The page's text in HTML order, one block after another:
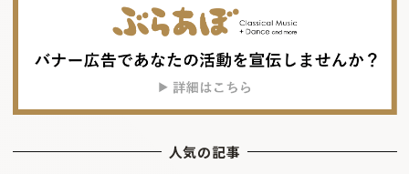
人気の記事